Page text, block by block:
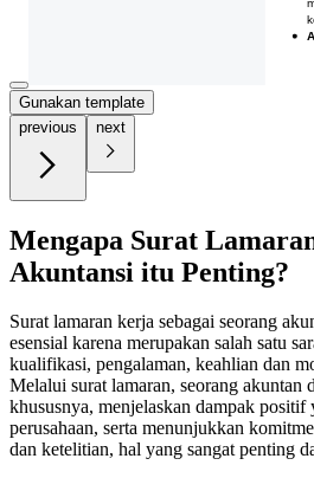
Gunakan template
previous
next
Mengapa Surat
Akuntansi itu Penting?
Surat lamaran kerja sebagai seorang
esensial karena merupakan salah satu
kualifikasi, pengalaman, keahlian dan
Melalui surat lamaran, seorang akuntan
khususnya, menjelaskan dampak positif
perusahaan, serta menunjukkan
dan ketelitian, hal yang sangat penting